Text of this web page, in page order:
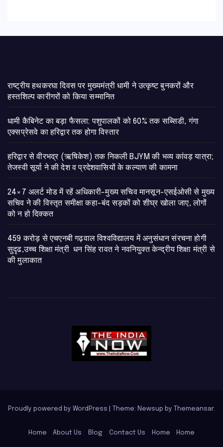
राष्ट्रीय हथकरघा दिवस पर मुख्यमंत्री धामी ने उत्कृष्ट बुनकरों और
हस्तशिल्प कारीगरों को किया सम्मानित
​धामी कैबिनेट का बड़ा फैसला: पशुपालकों को 60% तक सब्सिडी, गंगा
एक्सप्रेसवे का हरिद्वार तक होगा विस्तार
​हरिद्वार से वीरभद्र (ऋषिकेश) तक निकली BJYM की भव्य कांवड़ यात्रा;
तेजस्वी सूर्या ने की देश व प्रदेशवासियों के कल्याण की कामना
24×7 अलर्ट मोड में रहें अधिकारी-मुख्य सचिव मानसून-एसईओसी से मुख्य
सचिव ने की विस्तृत समीक्षा कहा-बंद सड़कों को शीघ्र खोला जाए, लोगों
को न हो दिक्कत
459 करोड़ से एचएनबी गढ़वाल विश्वविद्यालय में अनुसंधान संरचना होगी
सुदृढ,उच्च शिक्षा मंत्री धन सिंह रावत ने नवनियुक्त केन्द्रीय शिक्षा मंत्री से
की मुलाकात
Proudly powered by WordPress Theme: Newsup by Themeansar.
Home About Us Blog Contact Us Home Home